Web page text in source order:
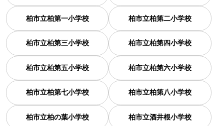
柏市立柏第一小学校 柏市立柏第二小学校
柏市立柏第三小学校 柏市立柏第四小学校
柏市立柏第五小学校 柏市立柏第六小学校
柏市立柏第七小学校 柏市立柏第八小学校
柏市立柏の葉小学校 柏市立酒井根小学校